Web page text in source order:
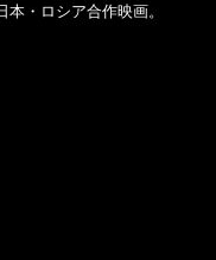
ロシア合作映画。